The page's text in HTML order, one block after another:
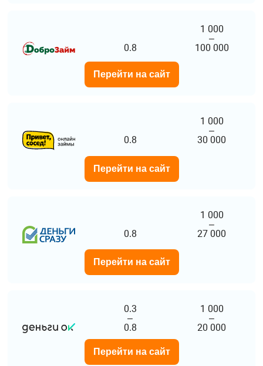
0.8
1 000
–
100 000
Перейти на сайт
0.8
1 000
–
30 000
Перейти на сайт
0.8
1 000
–
27 000
Перейти на сайт
0.3
–
0.8
1 000
–
20 000
Перейти на сайт